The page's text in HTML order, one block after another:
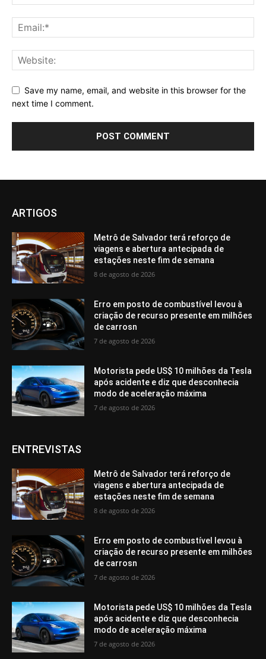
Save my name, email, and website in this browser for the
next time I comment.
ARTIGOS
Metrô de Salvador terá reforço de
viagens e abertura antecipada de
estações neste fim de semana
8 de agosto de 2026
Erro em posto de combustível levou à
criação de recurso presente em milhões
de carrosn
7 de agosto de 2026
Motorista pede US$ 10 milhões da Tesla
após acidente e diz que desconhecia
modo de aceleração máxima
7 de agosto de 2026
ENTREVISTAS
Metrô de Salvador terá reforço de
viagens e abertura antecipada de
estações neste fim de semana
8 de agosto de 2026
Erro em posto de combustível levou à
criação de recurso presente em milhões
de carrosn
7 de agosto de 2026
Motorista pede US$ 10 milhões da Tesla
após acidente e diz que desconhecia
modo de aceleração máxima
7 de agosto de 2026